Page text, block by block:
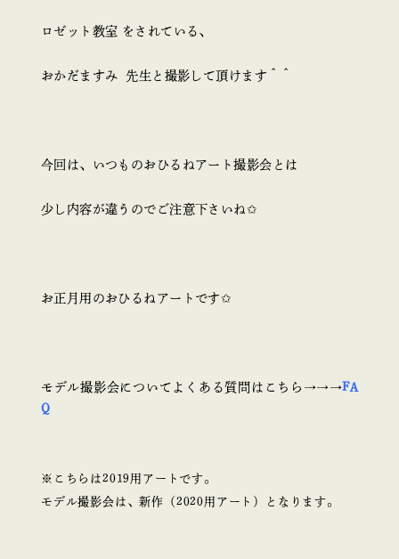
ロゼット教室 をされている、
おかだますみ 先生と撮影して頂けます＾＾
今回は、いつものおひるねアート撮影会とは
少し内容が違うのでご注意下さいね✩
お正月用のおひるねアートです✩
モデル撮影会についてよくある質問はこちら→→→FA
Q
※こちらは2019用アートです。
モデル撮影会は、新作（2020用アート）となります。